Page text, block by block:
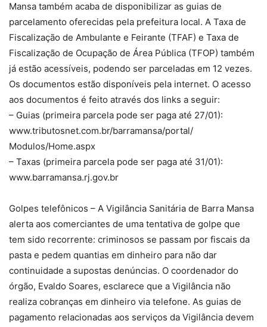
Mansa também acaba de disponibilizar as guias de
parcelamento oferecidas pela prefeitura local. A Taxa de
Fiscalização de Ambulante e Feirante (TFAF) e Taxa de
Fiscalização de Ocupação de Área Pública (TFOP) também
já estão acessíveis, podendo ser parceladas em 12 vezes.
Os documentos estão disponíveis pela internet. O acesso
aos documentos é feito através dos links a seguir:
– Guias (primeira parcela pode ser paga até 27/01):
www.tributosnet.com.br/barramansa/portal/
Modulos/Home.aspx
– Taxas (primeira parcela pode ser paga até 31/01):
www.barramansa.rj.gov.br
Golpes telefônicos – A Vigilância Sanitária de Barra Mansa
alerta aos comerciantes de uma tentativa de golpe que
tem sido recorrente: criminosos se passam por fiscais da
pasta e pedem quantias em dinheiro para não dar
continuidade a supostas denúncias. O coordenador do
órgão, Evaldo Soares, esclarece que a Vigilância não
realiza cobranças em dinheiro via telefone. As guias de
pagamento relacionadas aos serviços da Vigilância devem